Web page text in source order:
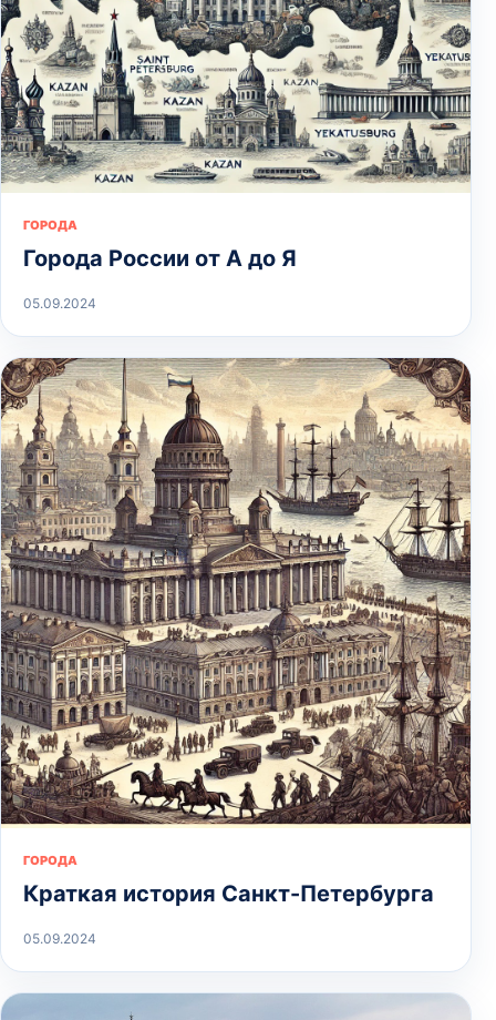
ГОРОДА
Города России от А до Я
05.09.2024
ГОРОДА
Краткая история Санкт-Петербурга
05.09.2024